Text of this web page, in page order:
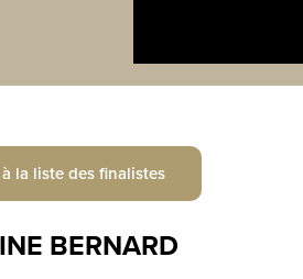
la liste des finalistes
BERNARD